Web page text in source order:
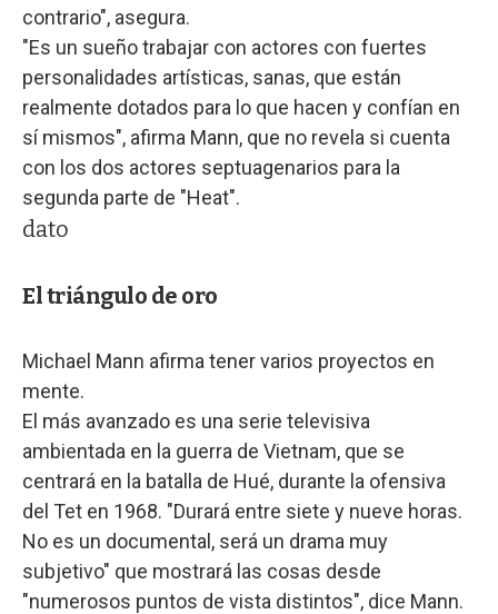
contrario", asegura.
"Es un sueño trabajar con actores con fuertes
personalidades artísticas, sanas, que están
realmente dotados para lo que hacen y confían en
sí mismos", afirma Mann, que no revela si cuenta
con los dos actores septuagenarios para la
segunda parte de "Heat".
dato
El triángulo de oro
Michael Mann afirma tener varios proyectos en
mente.
El más avanzado es una serie televisiva
ambientada en la guerra de Vietnam, que se
centrará en la batalla de Hué, durante la ofensiva
del Tet en 1968. "Durará entre siete y nueve horas.
No es un documental, será un drama muy
subjetivo" que mostrará las cosas desde
"numerosos puntos de vista distintos", dice Mann.